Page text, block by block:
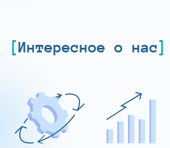
Интересное о нас